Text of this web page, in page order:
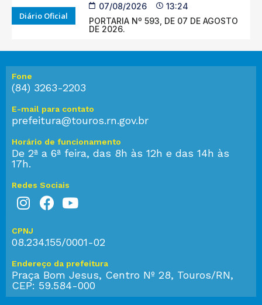
Diário Oficial
07/08/2026
13:24
PORTARIA Nº 593, DE 07 DE AGOSTO
DE 2026.
Fone
(84) 3263-2203
E-mail para contato
prefeitura@touros.rn.gov.br
Horário de funcionamento
De 2ª a 6ª feira, das 8h às 12h e das 14h às
17h.
Redes Sociais
CPNJ
08.234.155/0001-02
Endereço da prefeitura
Praça Bom Jesus, Centro Nº 28, Touros/RN,
CEP: 59.584-000